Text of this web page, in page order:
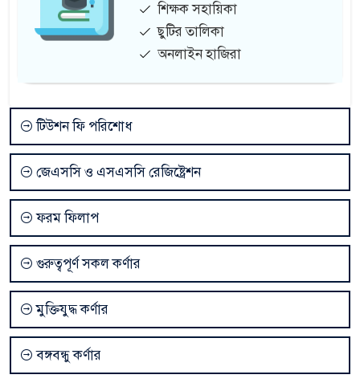
শিক্ষক সহায়িকা
ছুটির তালিকা
অনলাইন হাজিরা
টিউশন ফি পরিশোধ
জেএসসি ও এসএসসি রেজিষ্ট্রেশন
ফরম ফিলাপ
গুরুত্বপূর্ণ সকল কর্ণার
মুক্তিযুদ্ধ কর্ণার
বঙ্গবন্ধু কর্ণার